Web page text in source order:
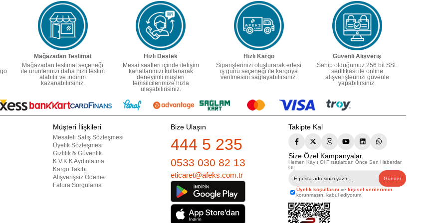
Mağazadan Teslimat
Mağazadan teslimat seçeneği
ile ürünlerinizi daha hızlı teslim
alabilir ve indirim
kazanabilirsiniz.
Hızlı Destek
Mesai saatleri içinde iletişim
kanallarımızı kullanarak
deneyimli müşteri
temsilcilerimize hızla
ulaşabilirisiniz.
Hızlı Kargo
Siparişlerinizi oluşturarak ertesi
iş günü seçeneği ile kargoya
verilmesini sağlayabilirsiniz.
Güvenli Alışveriş
Sahip olduğumuz 256 bit SSL
sertifikası ile online
alışverişlerinizi güvenle
yapabilirsiniz.
Müşteri İlişkileri
Mesafeli Satış Sözleşmesi
Üyelik Sözleşmesi
Gizlilik & Güvenlik
K.V.K.K Aydınlatma
Kargo Takibi
Alışverişsiz Ödeme
Fatura Sorgulama
Bize Ulaşın
444 5 235
0533 030 82 13
eticaret@afeks.com.tr
Takipte Kal
Size Özel Kampanyalar
Hemen Kayıt Ol Fırsatlardan Önce Sen Haberdar
Ol!
Gönder
Üyelik koşullarını ve kişisel verilerimin
korunmasını kabul ediyorum.